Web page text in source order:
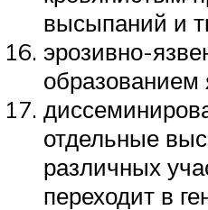
высыпаний и
эрозивно-
образованием
отдельные
различных
переходит в